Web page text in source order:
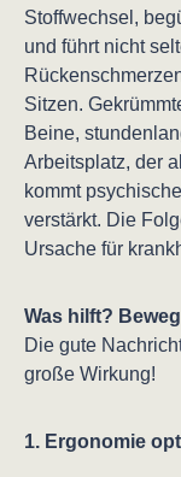
Stoffwechsel,
und führt nicht
Sitzen.
Beine,
Arbeitsplatz, der
kommt
verstärkt. Die
Ursache für
Was hilft?
Die gute
große Wirkung!
1. Ergonomie